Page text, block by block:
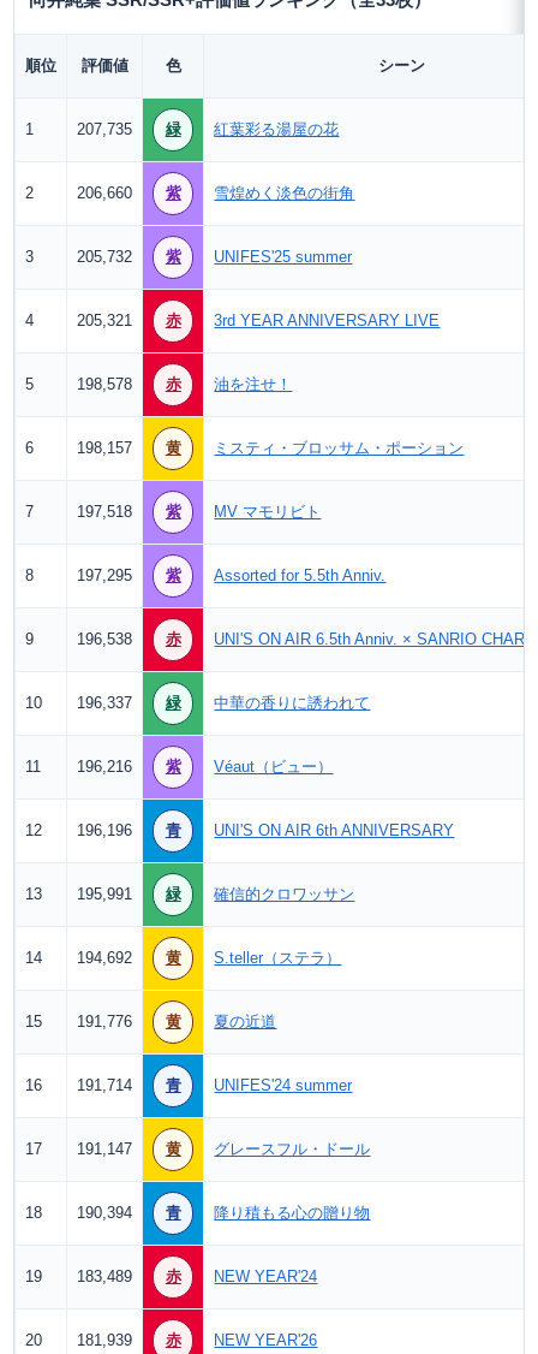
順位 評価値 色 シーン
1 207,735 緑 紅葉彩る湯屋の花
2 206,660 紫 雪煌めく淡色の街角
3 205,732 紫 UNIFES'25 summer
4 205,321 赤 3rd YEAR ANNIVERSARY LIVE
5 198,578 赤 油を注せ！
6 198,157 黄 ミスティ・ブロッサム・ポーション
7 197,518 紫 MV マモリビト
8 197,295 紫 Assorted for 5.5th Anniv.
9 196,538 赤 UNI'S ON AIR 6.5th Anniv. × SANRIO
10 196,337 緑 中華の香りに誘われて
11 196,216 紫 Véaut（ビュー）
12 196,196 青 UNI'S ON AIR 6th ANNIVERSARY
13 195,991 緑 確信的クロワッサン
14 194,692 黄 S.teller（ステラ）
15 191,776 黄 夏の近道
16 191,714 青 UNIFES'24 summer
17 191,147 黄 グレースフル・ドール
18 190,394 青 降り積もる心の贈り物
19 183,489 赤 NEW YEAR'24
20 181,939 赤 NEW YEAR'26